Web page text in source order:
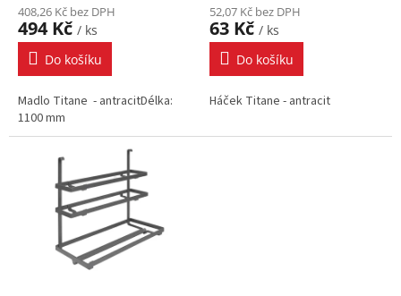
408,26 Kč bez DPH
494 Kč / ks
Do košíku
Madlo Titane - antracitDélka:
1100 mm
52,07 Kč bez DPH
63 Kč / ks
Do košíku
Háček Titane - antracit